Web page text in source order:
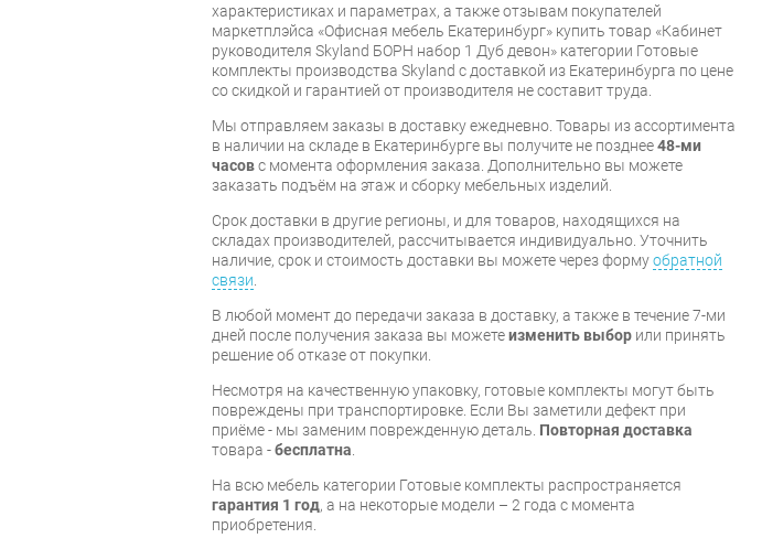
характеристиках и параметрах, а также отзывам покупателей
маркетплэйса «Офисная мебель Екатеринбург» купить товар «Кабинет
руководителя Skyland БОРН набор 1 Дуб девон» категории Готовые
комплекты производства Skyland с доставкой из Екатеринбурга по цене
со скидкой и гарантией от производителя не составит труда.
Мы отправляем заказы в доставку ежедневно. Товары из ассортимента
в наличии на складе в Екатеринбурге вы получите не позднее48-ми
часовс момента оформления заказа. Дополнительно вы можете
заказать подъём на этаж и сборку мебельных изделий.
Срок доставки в другие регионы, и для товаров, находящихся на
складах производителей, рассчитывается индивидуально. Уточнить
наличие, срок и стоимость доставки вы можете через формуобратной
связи
В любой момент до передачи заказа в доставку, а также в течение 7-ми
дней после получения заказа вы можетеизменить выбор или принять
решение об отказе от покупки.
Несмотря на качественную упаковку, готовые комплекты могут быть
повреждены при транспортировке. Если Вы заметили дефект при
приёме - мы заменим поврежденную деталь. Повторная доставка
товара -бесплатна
На всю мебель категории Готовые комплекты распространяется
гарантия 1 год, а на некоторые модели – 2 года с момента
приобретения.